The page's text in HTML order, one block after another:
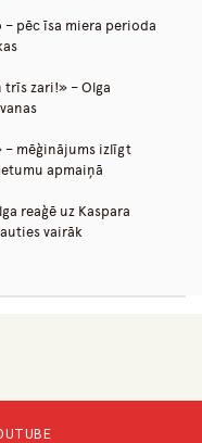
– pēc īsa miera perioda
trīs zari!» – Olga
– mēģinājums izlīgt
apmaiņā
reaģē uz Kaspara
vairāk